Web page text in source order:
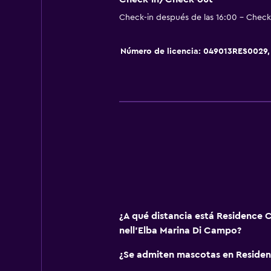
Ducha
Gorro de baño
Papel higiénico
Utensilios de cocina
Cocina
Cocineta
Check-in después de las 16:00 -
Número de licencia: 049013RES0029,
¿A qué distancia está Residence
nell'Elba Marina Di Campo?
¿Se admiten mascotas en